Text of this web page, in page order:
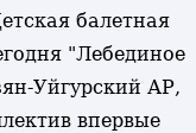
балетная
"Лебединое
Уйгурский АР,
впервые